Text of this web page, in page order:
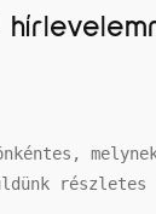
részletes